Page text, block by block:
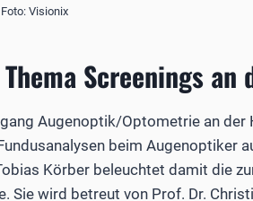
Visionix
Screenings an
Augenoptik/Optometrie an der
beim Augenoptiker
Körber beleuchtet damit die
Sie wird betreut von Prof. Dr.